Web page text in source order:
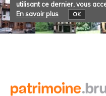
utilisant ce dernier, vous
En savoir plus
OK